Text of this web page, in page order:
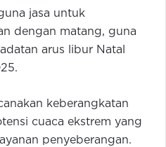
jasa untuk
dengan matang, guna
arus libur Natal
keberangkatan
cuaca ekstrem yang
penyeberangan.